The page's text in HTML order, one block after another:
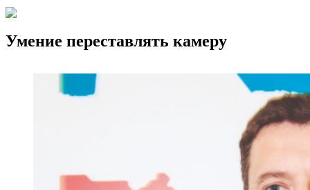
Умение переставлять камеру